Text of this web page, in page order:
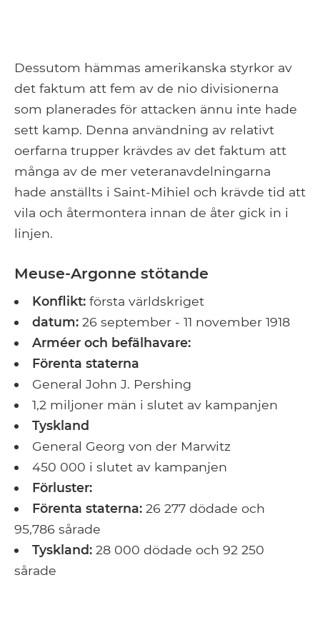
Dessutom hämmas amerikanska styrkor av
det faktum att fem av de nio divisionerna
som planerades för attacken ännu inte hade
sett kamp. Denna användning av relativt
oerfarna trupper krävdes av det faktum att
många av de mer veteranavdelningarna
hade anställts i Saint-Mihiel och krävde tid att
vila och återmontera innan de åter gick in i
linjen.
Meuse-Argonne stötande
Konflikt: första världskriget
datum: 26 september - 11 november 1918
Arméer och befälhavare:
Förenta staterna
General John J. Pershing
1,2 miljoner män i slutet av kampanjen
Tyskland
General Georg von der Marwitz
450 000 i slutet av kampanjen
Förluster:
Förenta staterna: 26 277 dödade och
95,786 sårade
Tyskland: 28 000 dödade och 92 250
sårade